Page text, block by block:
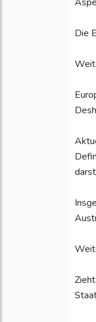
Die